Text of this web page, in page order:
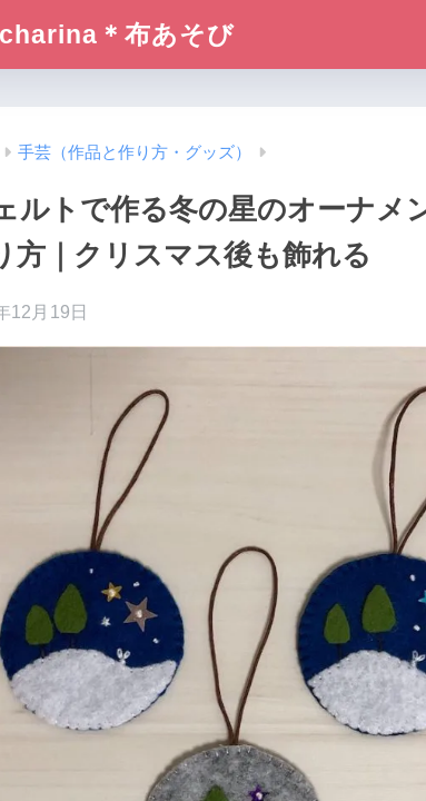
＊布あそび
手芸（作品と作り方・グッズ）
ルトで作る冬の星のオーナメ
方｜クリスマス後も飾れる
12月19日